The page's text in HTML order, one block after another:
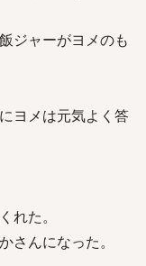
ジャーがヨメのも
ヨメは元気よく答
れた。
さんになった。